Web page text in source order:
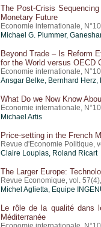
The Post-Crisis
Monetary Future
Economie internationale,
Michael G. Plummer,
Beyond Trade – Is Reform
for the World versus OECD
Economie internationale,
Ansgar Belke, Bernhard Herz,
What Do we Now Know
Economie internationale,
Michael Artis
Price-setting in the French
Revue d'Economie Politique,
Claire Loupias, Roland Ricart
The Larger Europe:
Revue Economique, vol.
Michel Aglietta, Equipe
Le rôle de la qualité dans
Méditerranée